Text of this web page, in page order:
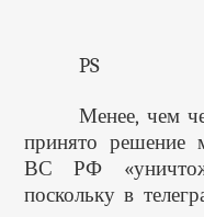
PS
Менее, чем
принято решение
ВС РФ
поскольку в